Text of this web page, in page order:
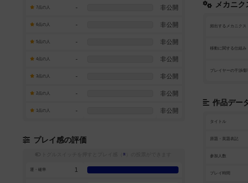
メカニク
頻出するメカニクス
移動に関する仕組み
プレイヤーの干渉/
作品デー
タイトル
原題・英題表記
参加人数
プレイ時間
7点の人 - 非公開
6点の人 - 非公開
5点の人 - 非公開
4点の人 - 非公開
3点の人 - 非公開
2点の人 - 非公開
1点の人 - 非公開
プレイ感の評価
※
運・確率 1